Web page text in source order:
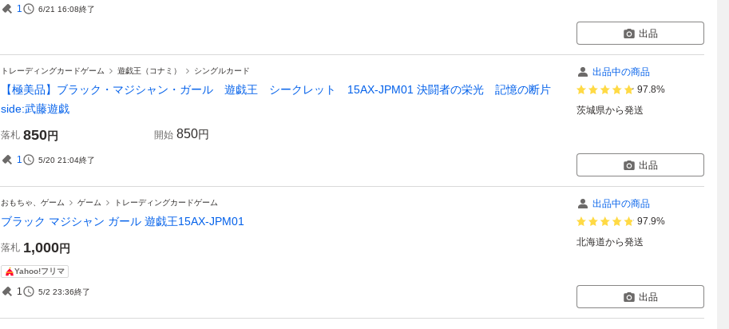
1 6/21 16:08終了
出品
トレーディングカードゲーム 遊戯王（コナミ） シングルカード
【極美品】ブラック・マジシャン・ガール 遊戯王 シークレット 15AX-JPM01 決闘者の栄光 記憶の断片
side:武藤遊戯
落札 850円 開始 850円
1 5/20 21:04終了
出品中の商品
97.8%
茨城県から発送
出品
おもちゃ、ゲーム ゲーム トレーディングカードゲーム
ブラック マジシャン ガール 遊戯王15AX-JPM01
落札 1,000円
Yahoo!フリマ
1 5/2 23:36終了
出品中の商品
97.9%
北海道から発送
出品